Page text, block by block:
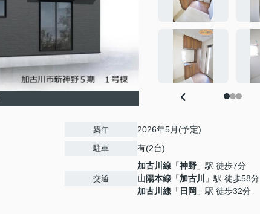
築年 2026年5月(予定)
駐車 有(2台)
交通
加古川線 「神野 」駅 徒歩7分
山陽本線 「加古川
」駅 徒歩58分
加古川線 「 日岡 」駅 徒歩32分